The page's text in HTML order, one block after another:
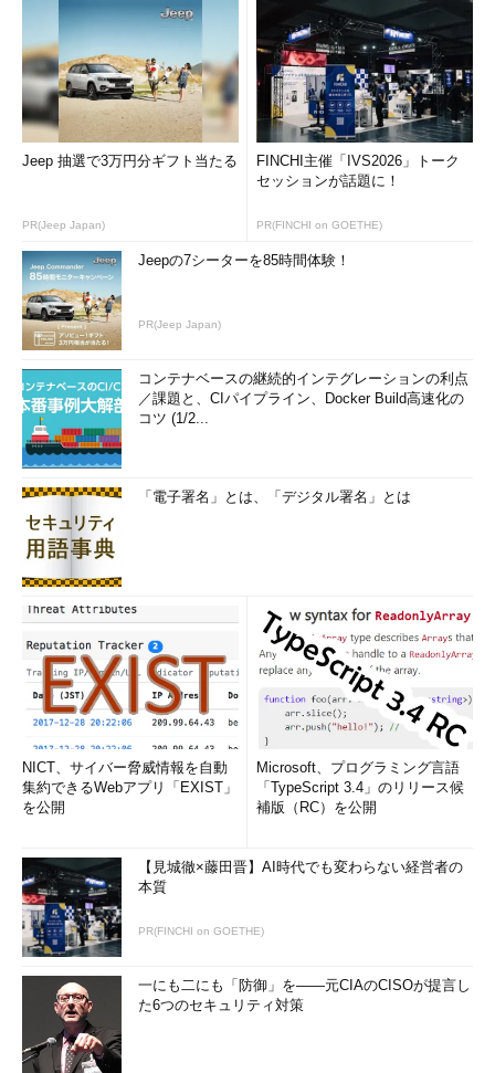
Jeep 抽選で3万円分ギフト当たる
PR(Jeep Japan)
FINCHI主催「IVS2026」トーク
セッションが話題に！
PR(FINCHI on GOETHE)
Jeepの7シーターを85時間体験！
PR(Jeep Japan)
コンテナベースの継続的インテグレーションの利点
／課題と、CIパイプライン、Docker Build高速化の
コツ (1/2...
「電子署名」とは、「デジタル署名」とは
NICT、サイバー脅威情報を自動
集約できるWebアプリ「EXIST」
を公開
Microsoft、プログラミング言語
「TypeScript 3.4」のリリース候
補版（RC）を公開
【見城徹×藤田晋】AI時代でも変わらない経営者の
本質
PR(FINCHI on GOETHE)
一にも二にも「防御」を――元CIAのCISOが提言し
た6つのセキュリティ対策